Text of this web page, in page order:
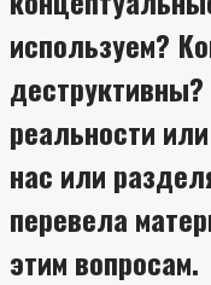
используем?
реальности
нас или
перевела
этим вопросам.